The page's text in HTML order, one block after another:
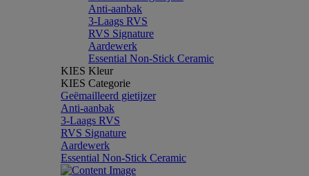
Anti-aanbak
3-Laags RVS
RVS Signature
Aardewerk
Essential Non-Stick Ceramic
KIES Kleur
KIES Categorie
Geëmailleerd gietijzer
Anti-aanbak
3-Laags RVS
RVS Signature
Aardewerk
Essential Non-Stick Ceramic